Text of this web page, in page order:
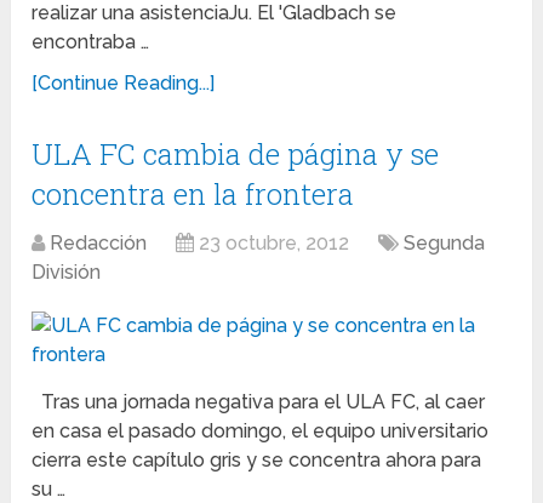
realizar una asistenciaJu. El 'Gladbach se
encontraba …
[Continue Reading...]
ULA FC cambia de página y se
concentra en la frontera
Redacción 23 octubre, 2012
Segunda
División
Tras una jornada negativa para el ULA FC, al caer
en casa el pasado domingo, el equipo universitario
cierra este capítulo gris y se concentra ahora para
su …